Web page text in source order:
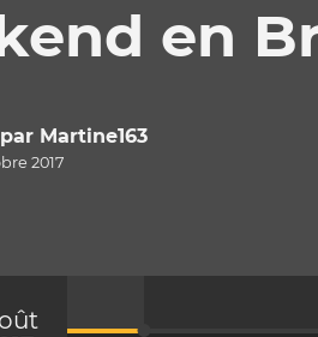
en
Martine163
2017